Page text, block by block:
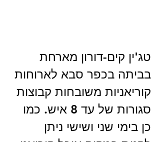
טג'ין קים-דורון מארחת
בביתה בכפר סבא לארוחות
קוריאניות משובחות קבוצות
סגורות של עד 8 איש. כמו
כן בימי שני ושישי ניתן